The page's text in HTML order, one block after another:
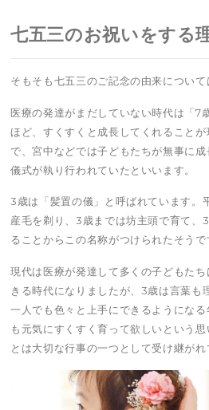
七五三のお祝いをする
そもそも七五三のご記念の由来について
医療の発達がまだしていない時代は「7
ほど、すくすくと成長してくれること
で、宮中などでは子どもたちが無事に
儀式が執り行われていたといいます。
3歳は「髪置の儀」と呼ばれています。
産毛を剃り、3歳までは坊主頭で育て、
ることからこの名称がつけられたそうで
現代は医療が発達して多くの子どもた
きる時代になりましたが、3歳は言葉も
一人でも色々と上手にできるようにな
も元気にすくすく育って欲しいという
とは大切な行事の一つとして受け継がれ